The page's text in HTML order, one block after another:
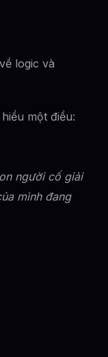
logic và
một điều:
người cố giải
mình đang